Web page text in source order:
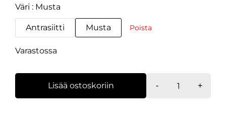
Väri Musta
Antrasiitti Musta Poista
Varastossa
-
Pipo
+
Lisää ostoskoriin